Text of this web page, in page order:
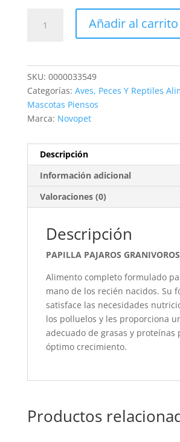
PAJAROS
cantidad
Añadir al carrito
SKU: 0000033549
Categorías: Aves, Peces Y Reptiles
Mascotas Piensos
Marca: Novopet
Descripción
Información adicional
Valoraciones (0)
Descripción
PAPILLA PAJAROS
Alimento completo formulado
mano de los recién nacidos. Su
satisface las necesidades
los polluelos y les proporciona
adecuado de grasas y proteínas
óptimo crecimiento.
Productos